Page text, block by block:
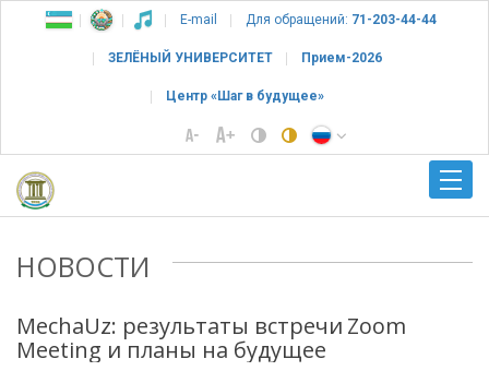
E-mail Для обращений: 71-203-44-44
ЗЕЛЁНЫЙ УНИВЕРСИТЕТ Прием-2026
Центр «Шаг в будущее»
НОВОСТИ
MechaUz: результаты встречи Zoom
Meeting и планы на будущее